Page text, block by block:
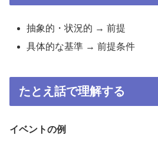
抽象的・状況的 → 前提
具体的な基準 → 前提条件
たとえ話で理解する
イベントの例